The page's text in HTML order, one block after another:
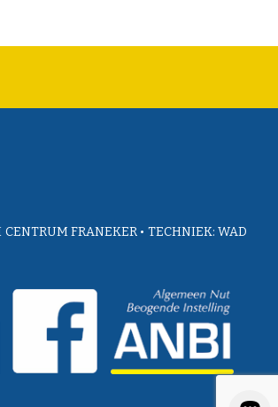
FRANEKER • TECHNIEK: WAD